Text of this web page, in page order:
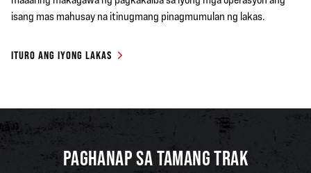
isang mas mahusay na itinugmang pinagmumulan ng lakas.
ITURO ANG IYONG LAKAS
PAGHANAP SA TAMANG TRAK